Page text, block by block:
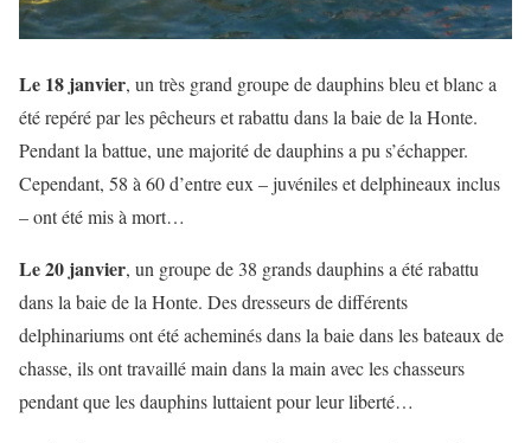
Le 18 janvier, un très grand groupe de dauphins bleu et blanc a
été repéré par les pêcheurs et rabattu dans la baie de la Honte.
Pendant la battue, une majorité de dauphins a pu s’échapper.
Cependant, 58 à 60 d’entre eux – juvéniles et delphineaux inclus
– ont été mis à mort…
Le 20 janvier, un groupe de 38 grands dauphins a été rabattu
dans la baie de la Honte. Des dresseurs de différents
delphinariums ont été acheminés dans la baie dans les bateaux de
chasse, ils ont travaillé main dans la main avec les chasseurs
pendant que les dauphins luttaient pour leur liberté…